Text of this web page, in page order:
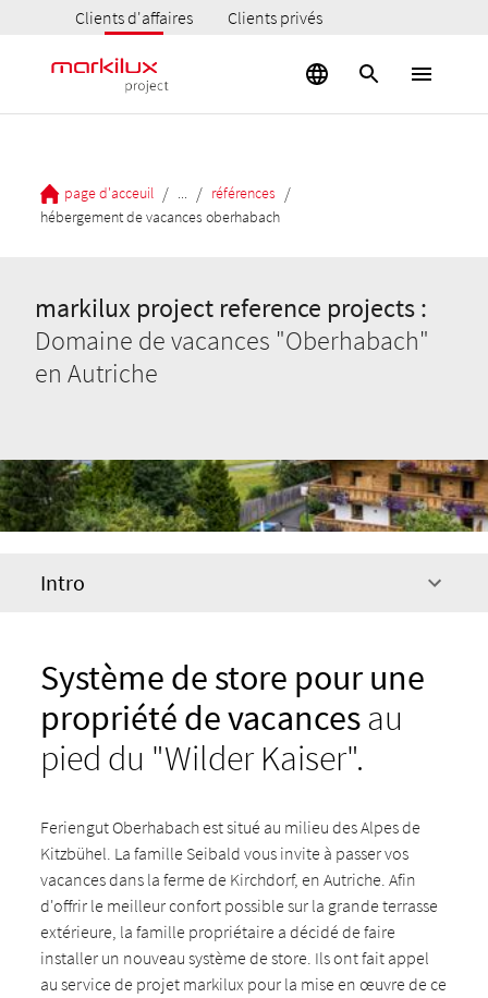
Clients d'affaires Clients privés
page d'acceuil / / références /
hébergement de vacances oberhabach
markilux project reference projects :
Domaine de vacances "Oberhabach"
en Autriche
Intro
Système de store pour une
propriété de vacancesau
pied du "Wilder Kaiser".
Feriengut Oberhabach est situé au milieu des Alpes de
Kitzbühel. La famille Seibald vous invite à passer vos
vacances dans la ferme de Kirchdorf, en Autriche. Afin
d'offrir le meilleur confort possible sur la grande terrasse
extérieure, la famille propriétaire a décidé de faire
installer un nouveau système de store. Ils ont fait appel
au service de projet markilux pour la mise en œuvre de ce